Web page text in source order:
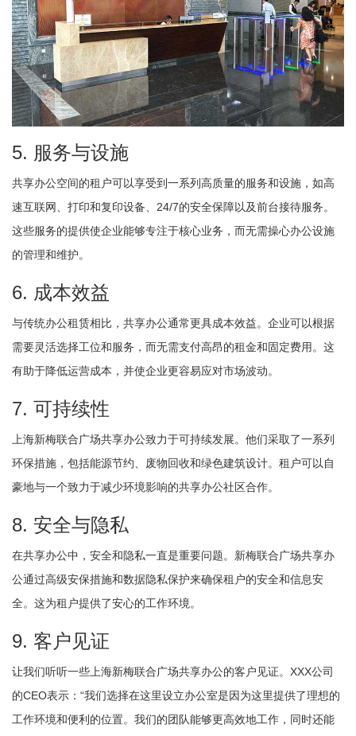
5. 服务与设施
共享办公空间的租户可以享受到一系列高质量的服务和设施，如高
速互联网、打印和复印设备、24/7的安全保障以及前台接待服务。
这些服务的提供使企业能够专注于核心业务，而无需操心办公设施
的管理和维护。
6. 成本效益
与传统办公租赁相比，共享办公通常更具成本效益。企业可以根据
需要灵活选择工位和服务，而无需支付高昂的租金和固定费用。这
有助于降低运营成本，并使企业更容易应对市场波动。
7. 可持续性
上海新梅联合广场共享办公致力于可持续发展。他们采取了一系列
环保措施，包括能源节约、废物回收和绿色建筑设计。租户可以自
豪地与一个致力于减少环境影响的共享办公社区合作。
8. 安全与隐私
在共享办公中，安全和隐私一直是重要问题。新梅联合广场共享办
公通过高级安保措施和数据隐私保护来确保租户的安全和信息安
全。这为租户提供了安心的工作环境。
9. 客户见证
让我们听听一些上海新梅联合广场共享办公的客户见证。XXX公司
的CEO表示：“我们选择在这里设立办公室是因为这里提供了理想的
工作环境和便利的位置。我们的团队能够更高效地工作，同时还能